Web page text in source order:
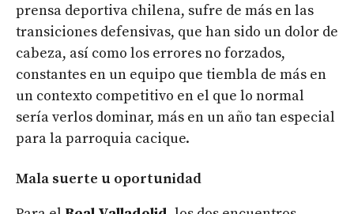
prensa deportiva chilena, sufre de más en las
transiciones defensivas, que han sido un dolor de
cabeza, así como los errores no forzados,
constantes en un equipo que tiembla de más en
un contexto competitivo en el que lo normal
sería verlos dominar, más en un año tan especial
para la parroquia cacique.
Mala suerte u oportunidad